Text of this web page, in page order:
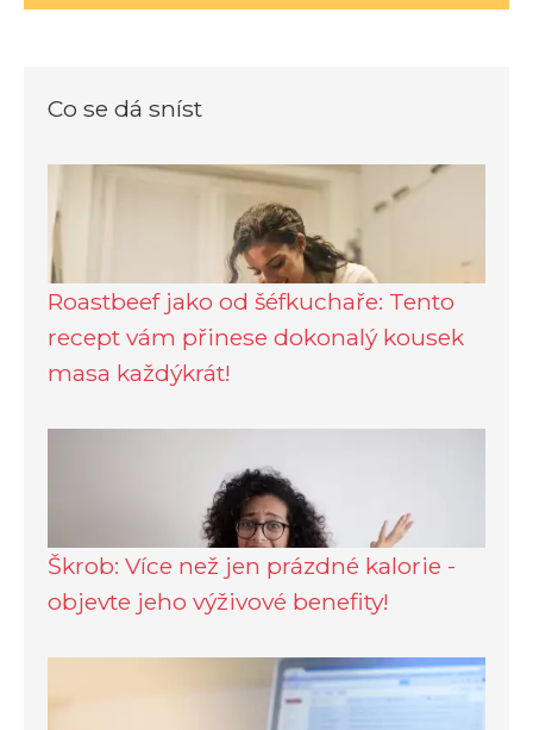
Co se dá sníst
Roastbeef jako od šéfkuchaře: Tento
recept vám přinese dokonalý kousek
masa každýkrát!
Škrob: Více než jen prázdné kalorie -
objevte jeho výživové benefity!